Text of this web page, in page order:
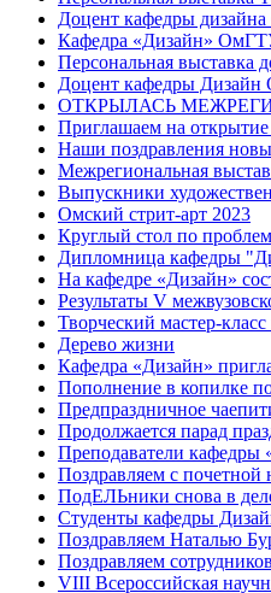
Доцент кафедры
Кафедра «Дизайн»
Персональная выставка
Доцент кафедры Дизайн
ОТКРЫЛАСЬ
Приглашаем на
Наши поздравления
Межрегиональная
Выпускники
Омский стрит-арт 2023
Круглый стол по
Дипломница кафедры
На кафедре «Дизайн»
Результаты V
Творческий мастер-
Дерево жизни
Кафедра «Дизайн»
Пополнение в копилке
Предпраздничное
Продолжается парад
Преподаватели кафедры
Поздравляем с
ПодЕЛЬники снова в
Студенты кафедры
Поздравляем Наталью
Поздравляем
VIII Всероссийская